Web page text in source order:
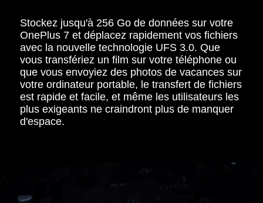
Stockez jusqu'à 256 Go de données sur votre
OnePlus 7 et déplacez rapidement vos fichiers
avec la nouvelle technologie UFS 3.0. Que
vous transfériez un film sur votre téléphone ou
que vous envoyiez des photos de vacances sur
votre ordinateur portable, le transfert de fichiers
est rapide et facile, et même les utilisateurs les
plus exigeants ne craindront plus de manquer
d'espace.